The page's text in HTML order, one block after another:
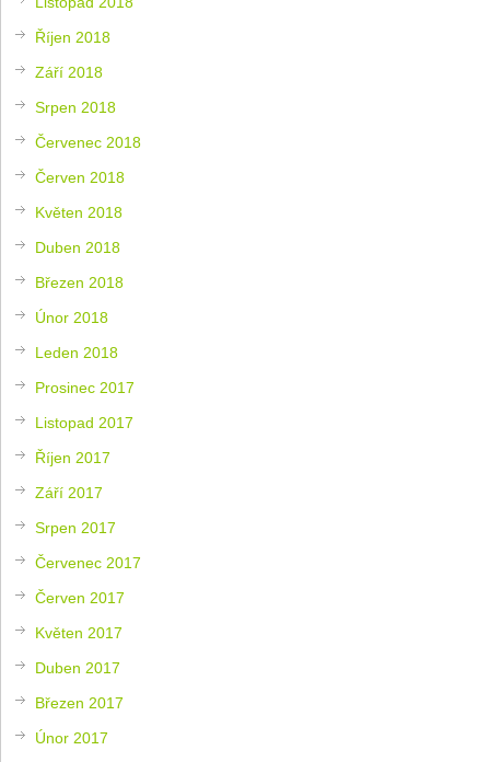
Říjen 2018
Září 2018
Srpen 2018
Červenec 2018
Červen 2018
Květen 2018
Duben 2018
Březen 2018
Únor 2018
Leden 2018
Prosinec 2017
Listopad 2017
Říjen 2017
Září 2017
Srpen 2017
Červenec 2017
Červen 2017
Květen 2017
Duben 2017
Březen 2017
Únor 2017